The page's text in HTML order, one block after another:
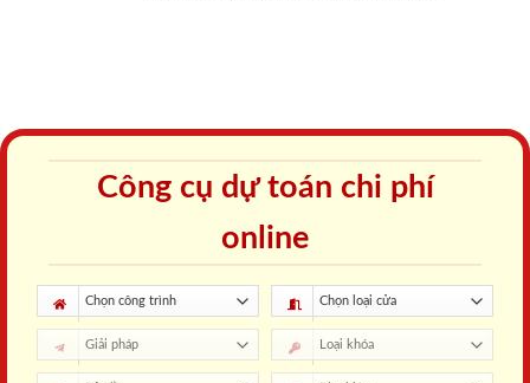
Công cụ dự toán chi phí
online